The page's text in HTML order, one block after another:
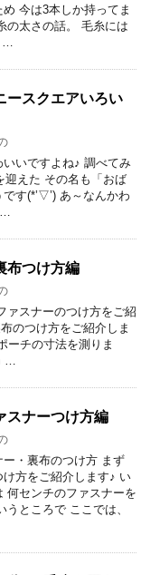
今は3本しか持ってま
の太さの話。 毛糸には
スクエアいろい
いですよね♪ 調べてみ
迎えた その名も「おば
す(*’▽’) あ～なんかわ
つけ方編
スナーのつけ方をご紹
のつけ方をご紹介しま
ーチの寸法を測りま
…
ナーつけ方編
・裏布のつけ方 まず
方をご紹介します♪ い
何センチのファスナーを
ところで ここでは、